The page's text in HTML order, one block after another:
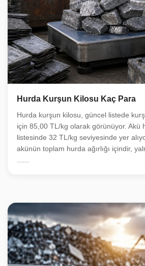
Hurda Kurşun Kilosu Kaç Para
Hurda kurşun kilosu, güncel listede
için 85,00 TL/kg olarak görünüyor. Akü
listesinde 32 TL/kg seviyesinde yer
akünün toplam hurda ağırlığı içindir,